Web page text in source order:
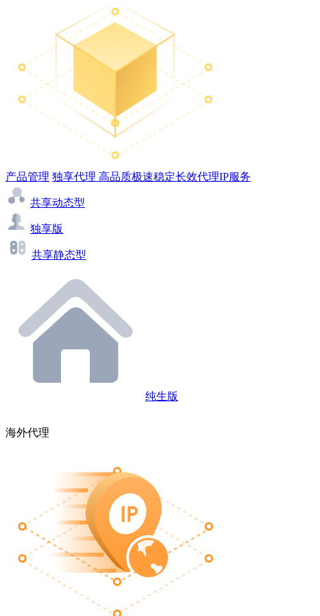
产品管理 独享代理 高品质极速稳定长效代理IP服务
共享动态型
独享版
共享静态型
纯生版
海外代理